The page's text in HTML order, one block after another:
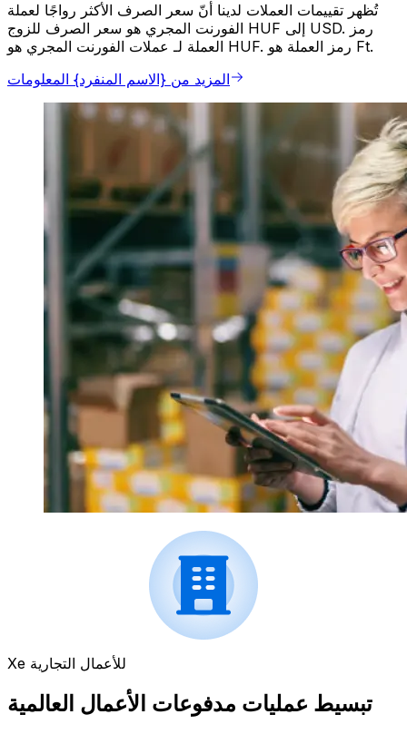
تُظهر تقييمات العملات لدينا أنّ سعر الصرف الأكثر رواجًا لعملة
الفورنت المجري هو سعر الصرف للزوج HUF إلى USD. رمز
العملة لـ عملات الفورنت المجري هو HUF. رمز العملة هو Ft.
المزيد من {الاسم المنفرد} المعلومات
Xe للأعمال التجارية
تبسيط عمليات مدفوعات الأعمال العالمية